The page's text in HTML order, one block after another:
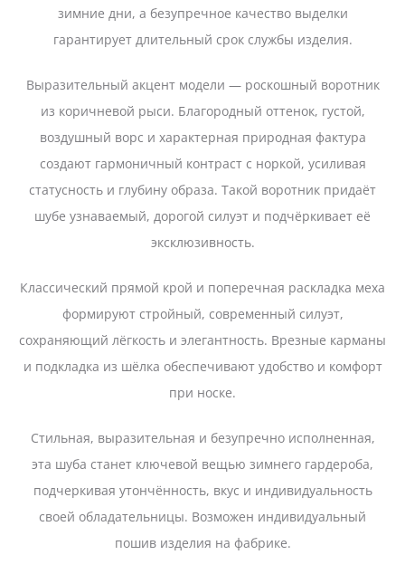
зимние дни, а безупречное качество выделки
гарантирует длительный срок службы изделия.
Выразительный акцент модели — роскошный воротник
из коричневой рыси. Благородный оттенок, густой,
воздушный ворс и характерная природная фактура
создают гармоничный контраст с норкой, усиливая
статусность и глубину образа. Такой воротник придаёт
шубе узнаваемый, дорогой силуэт и подчёркивает её
эксклюзивность.
Классический прямой крой и поперечная раскладка меха
формируют стройный, современный силуэт,
сохраняющий лёгкость и элегантность. Врезные карманы
и подкладка из шёлка обеспечивают удобство и комфорт
при носке.
Стильная, выразительная и безупречно исполненная,
эта шуба станет ключевой вещью зимнего гардероба,
подчеркивая утончённость, вкус и индивидуальность
своей обладательницы. Возможен индивидуальный
пошив изделия на фабрике.